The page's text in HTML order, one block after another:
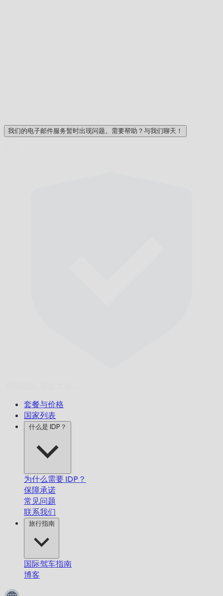
我们的电子邮件服务暂时出现问题。需要帮助？与我们聊天！
套餐与价格
国家列表
什么是 IDP？
为什么需要 IDP？
保障承诺
常见问题
联系我们
旅行指南
国际驾车指南
博客